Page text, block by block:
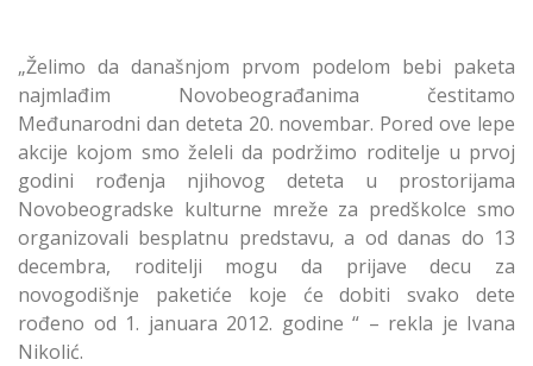
„Želimo da današnjom prvom podelom bebi paketa
najmlađim Novobeograđanima čestitamo
Međunarodni dan deteta 20. novembar. Pored ove lepe
akcije kojom smo želeli da podržimo roditelje u prvoj
godini rođenja njihovog deteta u prostorijama
Novobeogradske kulturne mreže za predškolce smo
organizovali besplatnu predstavu, a od danas do 13
decembra, roditelji mogu da prijave decu za
novogodišnje paketiće koje će dobiti svako dete
rođeno od 1. januara 2012. godine “ – rekla je Ivana
Nikolić.